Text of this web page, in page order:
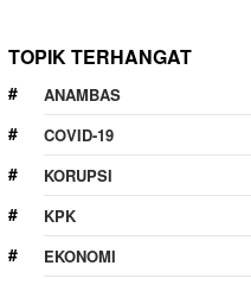
TOPIK TERHANGAT
ANAMBAS
COVID-19
KORUPSI
KPK
EKONOMI